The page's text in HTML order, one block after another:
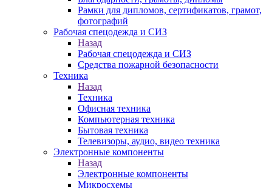
Рамки для дипломов, сертификатов, грамот,
фотографий
Рабочая спецодежда и СИЗ
Назад
Рабочая спецодежда и СИЗ
Средства пожарной безопасности
Техника
Назад
Техника
Офисная техника
Компьютерная техника
Бытовая техника
Телевизоры, аудио, видео техника
Электронные компоненты
Назад
Электронные компоненты
Микросхемы